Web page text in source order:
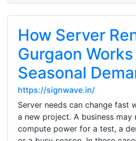
How Server
Gurgaon
Seasonal
https://signwave.in/
Server needs can change fast
a new project. A business may
compute power for a test, a